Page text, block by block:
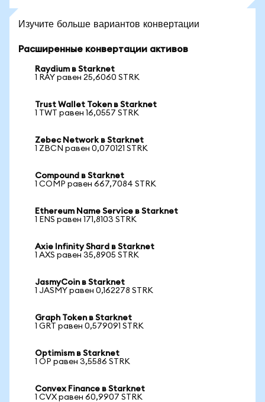
Изучите больше вариантов конвертации
Расширенные конвертации активов
Raydium в Starknet
1 RAY равен 25,6060 STRK
Trust Wallet Token в Starknet
1 TWT равен 16,0557 STRK
Zebec Network в Starknet
1 ZBCN равен 0,070121 STRK
Compound в Starknet
1 COMP равен 667,7084 STRK
Ethereum Name Service в Starknet
1 ENS равен 171,8103 STRK
Axie Infinity Shard в Starknet
1 AXS равен 35,8905 STRK
JasmyCoin в Starknet
1 JASMY равен 0,162278 STRK
Graph Token в Starknet
1 GRT равен 0,579091 STRK
Optimism в Starknet
1 OP равен 3,5586 STRK
Convex Finance в Starknet
1 CVX равен 60,9907 STRK